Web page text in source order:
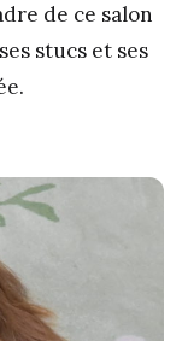
de ce salon
stucs et ses